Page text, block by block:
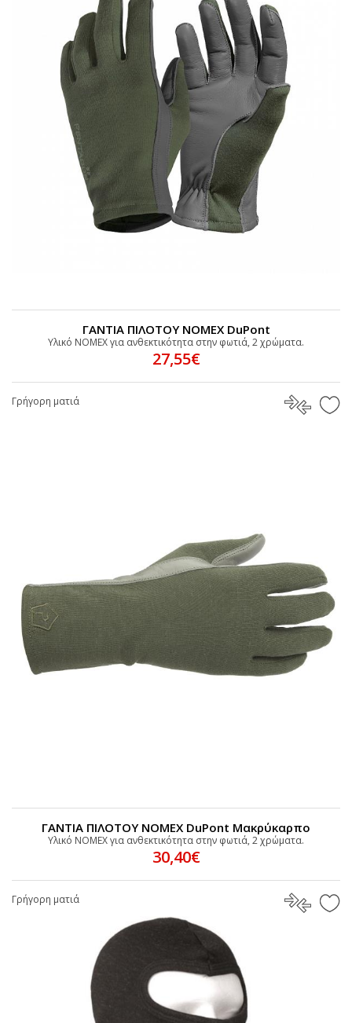
ΓΑΝΤΙΑ ΠΙΛΟΤΟΥ ΝΟΜΕΧ DuPont
Υλικό NOMEX για ανθεκτικότητα στην φωτιά, 2 χρώματα.
27,55€
Γρήγορη ματιά
ΓΑΝΤΙΑ ΠΙΛΟΤΟΥ ΝΟΜΕΧ DuPont Μακρύκαρπο
Υλικό NOMEX για ανθεκτικότητα στην φωτιά, 2 χρώματα.
30,40€
Γρήγορη ματιά